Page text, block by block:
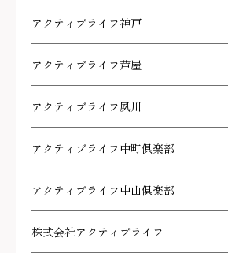
アクティブライフ神戸
アクティブライフ芦屋
アクティブライフ夙川
アクティブライフ中町倶楽部
アクティブライフ中山倶楽部
株式会社アクティブライフ